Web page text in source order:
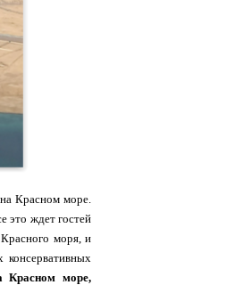
Красном море.
это ждет гостей
Красного моря, и
Красном море,